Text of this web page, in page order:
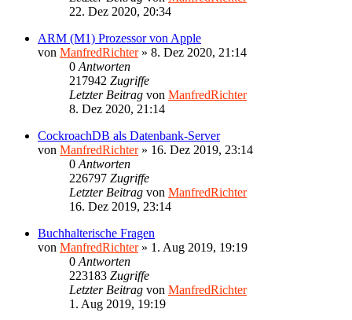
22. Dez 2020, 20:34
ARM (M1) Prozessor von Apple
von ManfredRichter» 8. Dez 2020, 21:14
0 Antworten
217942 Zugriffe
Letzter Beitrag von ManfredRichter
8. Dez 2020, 21:14
CockroachDB als Datenbank-Server
von ManfredRichter» 16. Dez 2019, 23:14
0 Antworten
226797 Zugriffe
Letzter Beitrag von ManfredRichter
16. Dez 2019, 23:14
Buchhalterische Fragen
von ManfredRichter» 1. Aug 2019, 19:19
0 Antworten
223183 Zugriffe
Letzter Beitrag von ManfredRichter
1. Aug 2019, 19:19